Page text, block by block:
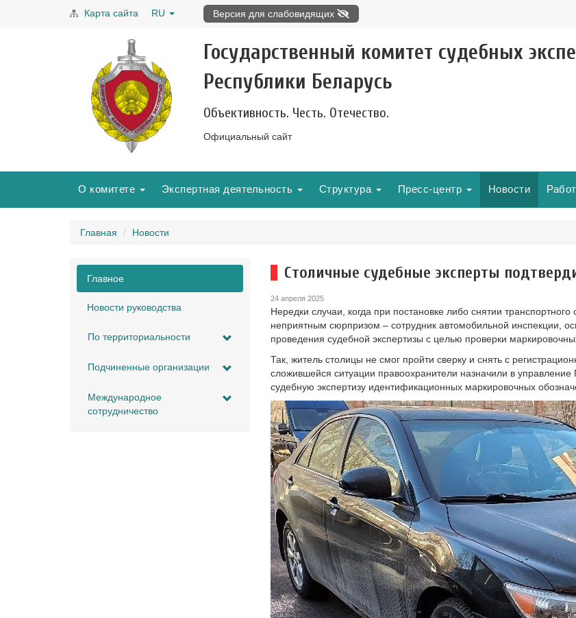
Карта сайта RU Версия для слабовидящих
Государственный комитет судебных
Республики Беларусь
Объективность. Честь. Отечество.
Официальный сайт
О комитете Экспертная деятельность Структура Пресс-центр Новости
Главная Новости
Главное
Новости руководства
По территориальности
Подчиненные организации
Международное
сотрудничество
Столичные судебные эксперты
24 апреля 2025
Нередки случаи, когда при постановке либо снятии
неприятным сюрпризом – сотрудник автомобильной инспекции,
проведения судебной экспертизы с целью проверки
Так, житель столицы не смог пройти сверку и снять с
сложившейся ситуации правоохранители назначили в управление
судебную экспертизу идентификационных маркировочных